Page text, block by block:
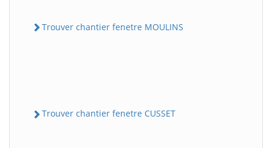
Trouver chantier fenetre MOULINS
Trouver chantier fenetre CUSSET